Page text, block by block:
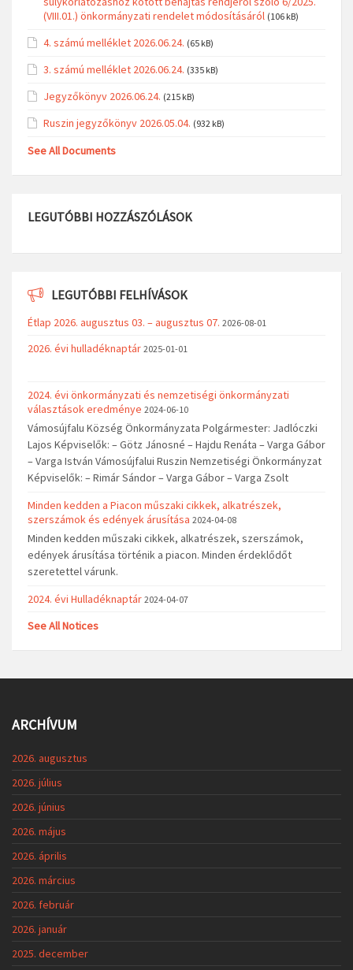
(VIII.01.) önkormányzati rendelet módosításáról (106 kB)
4. számú melléklet 2026.06.24. (65 kB)
3. számú melléklet 2026.06.24. (335 kB)
Jegyzőkönyv 2026.06.24. (215 kB)
Ruszin jegyzőkönyv 2026.05.04. (932 kB)
See All Documents
LEGUTÓBBI HOZZÁSZÓLÁSOK
LEGUTÓBBI FELHÍVÁSOK
Étlap 2026. augusztus 03. – augusztus 07. 2026-08-01
2026. évi hulladéknaptár 2025-01-01
2024. évi önkormányzati és nemzetiségi önkormányzati
választások eredménye 2024-06-10
Vámosújfalu Község Önkormányzata Polgármester: Jadlóczki
Lajos Képviselők: – Götz Jánosné – Hajdu Renáta – Varga Gábor
– Varga István Vámosújfalui Ruszin Nemzetiségi Önkormányzat
Képviselők: – Rimár Sándor – Varga Gábor – Varga Zsolt
Minden kedden a Piacon műszaki cikkek, alkatrészek,
szerszámok és edények árusítása 2024-04-08
Minden kedden műszaki cikkek, alkatrészek, szerszámok,
edények árusítása történik a piacon. Minden érdeklődőt
szeretettel várunk.
2024. évi Hulladéknaptár 2024-04-07
See All Notices
ARCHÍVUM
2026. augusztus
2026. július
2026. június
2026. május
2026. április
2026. március
2026. február
2026. január
2025. december